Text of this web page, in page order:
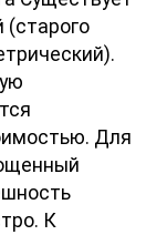
(старого
Для
К